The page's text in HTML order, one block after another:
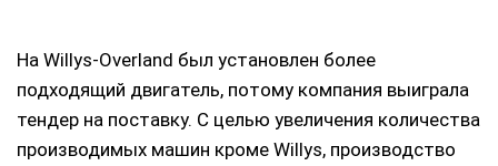
На Willys-Overland был установлен более
подходящий двигатель, потому компания выиграла
тендер на поставку. С целью увеличения количества
производимых машин кроме Willys, производство